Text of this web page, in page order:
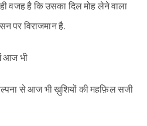
वजह है कि उसका दिल मोह लेने वाला
पर विराजमान है.
आज भी
से आज भी ख़ुशियों की महफ़िल सजी